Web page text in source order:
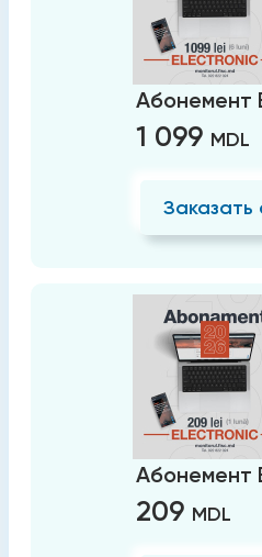
Абонемент
1 099 MDL
Заказать
Абонемент
209 MDL